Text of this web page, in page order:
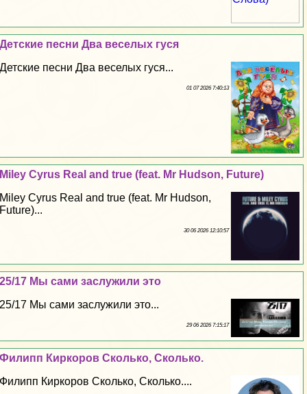
Детские песни Два веселых гуся
Детские песни Два веселых гуся...
01 07 2026 7:40:13
Miley Cyrus Real and true (feat. Mr Hudson, Future)
Miley Cyrus Real and true (feat. Mr Hudson,
Future)...
30 06 2026 12:10:57
25/17 Мы сами заслужили это
25/17 Мы сами заслужили это...
29 06 2026 7:15:17
Филипп Киркоров Сколько, Сколько.
Филипп Киркоров Сколько, Сколько....